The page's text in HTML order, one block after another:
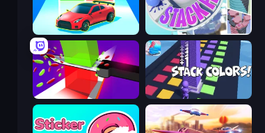
Stack Fall
Jelly Restaurant Stack Colors